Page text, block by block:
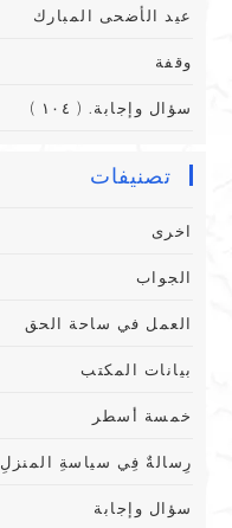
عيد الأضحى المبارك
وقفة
سؤال وإجابة. ( ١٠٤ )
تصنيفات
اخرى
الجواب
العمل في ساحة الحق
بيانات المكتب
خمسة أسطر
رِسالةٌ فِي سياسةِ المنزلِ
سؤال وإجابة